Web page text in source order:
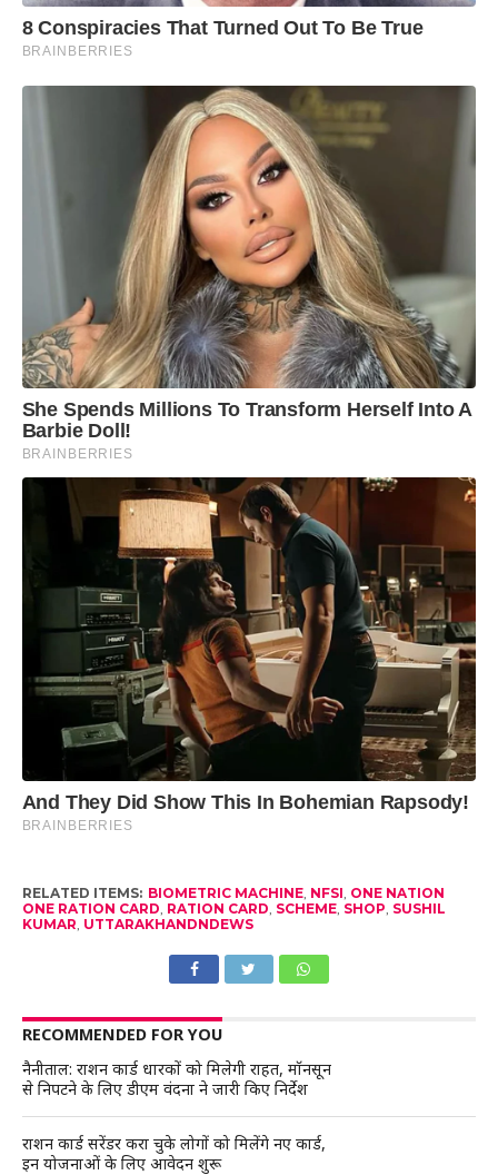
RELATED ITEMS: BIOMETRIC MACHINE, NFSI ONE NATION
ONE RATION CARD RATION CARD SCHEME, SHOP SUSHIL
KUMAR UTTARAKHANDNDEWS
RECOMMENDED FOR YOU
नैनीताल: राशन कार्ड धारकों को मिलेगी राहत, मॉनसून
से निपटने के लिए डीएम वंदना ने जारी किए निर्देश
राशन कार्ड सरेंडर करा चुके लोगों को मिलेंगे नए कार्ड,
इन योजनाओं के लिए आवेदन शुरू